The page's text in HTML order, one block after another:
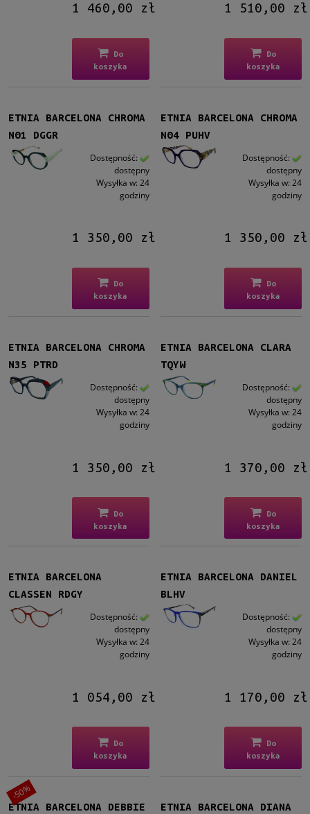
1 460,00 zł
Do
koszyka
1 510,00 zł
Do
koszyka
ETNIA BARCELONA CHROMA
N01 DGGR
Dostępność:
dostępny
Wysyłka w: 24
godziny
1 350,00 zł
Do
koszyka
ETNIA BARCELONA CHROMA
N04 PUHV
Dostępność:
dostępny
Wysyłka w: 24
godziny
1 350,00 zł
Do
koszyka
ETNIA BARCELONA CHROMA
N35 PTRD
Dostępność:
dostępny
Wysyłka w: 24
godziny
1 350,00 zł
Do
koszyka
ETNIA BARCELONA CLARA
TQYW
Dostępność:
dostępny
Wysyłka w: 24
godziny
1 370,00 zł
Do
koszyka
ETNIA BARCELONA
CLASSEN RDGY
Dostępność:
dostępny
Wysyłka w: 24
godziny
1 054,00 zł
Do
koszyka
ETNIA BARCELONA DANIEL
BLHV
Dostępność:
dostępny
Wysyłka w: 24
godziny
1 170,00 zł
Do
koszyka
ETNIA BARCELONA DEBBIE
-50%
ETNIA BARCELONA DIANA